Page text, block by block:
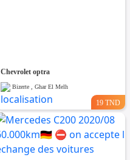
Chevrolet optra
Bizerte , Ghar El Melh
19 TND